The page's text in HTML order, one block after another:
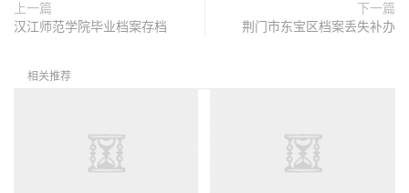
上一篇
汉江师范学院毕业档案存档
下一篇
荆门市东宝区档案丢失补办
相关推荐